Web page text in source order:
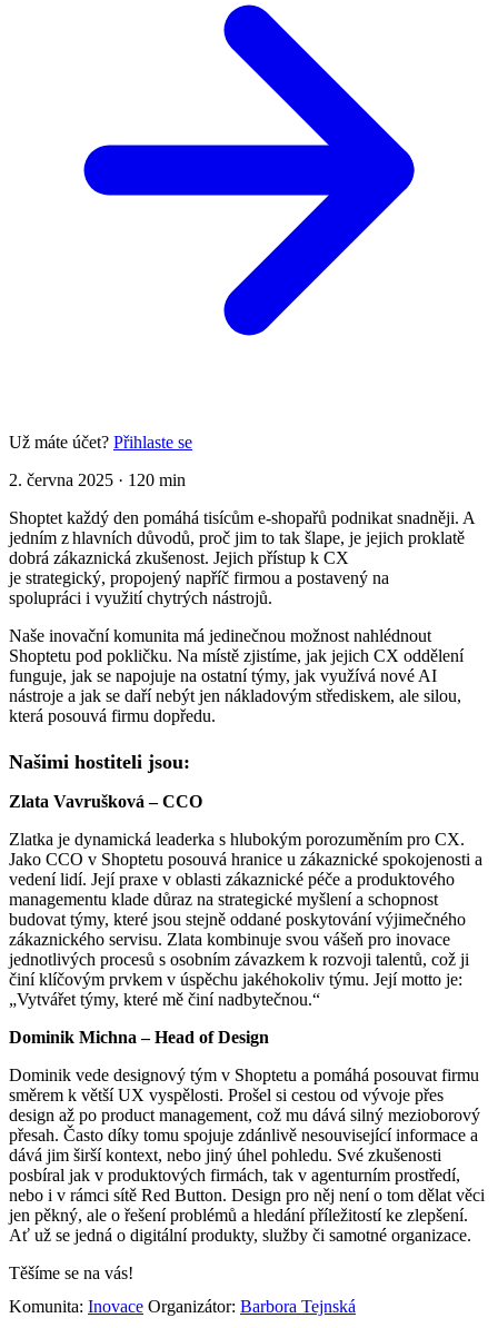
Už máte účet? Přihlaste se
2. června 2025 · 120 min
Shoptet každý den pomáhá tisícům e-shopařů podnikat snadněji. A
jedním z hlavních důvodů, proč jim to tak šlape, je jejich proklatě
dobrá zákaznická zkušenost. Jejich přístup k CX
je strategický, propojený napříč firmou a postavený na
spolupráci i využití chytrých nástrojů.
Naše inovační komunita má jedinečnou možnost nahlédnout
Shoptetu pod pokličku. Na místě zjistíme, jak jejich CX oddělení
funguje, jak se napojuje na ostatní týmy, jak využívá nové AI
nástroje a jak se daří nebýt jen nákladovým střediskem, ale silou,
která posouvá firmu dopředu.
Našimi hostiteli jsou:
Zlata Vavrušková – CCO
Zlatka je dynamická leaderka s hlubokým porozuměním pro CX.
Jako CCO v Shoptetu posouvá hranice u zákaznické spokojenosti a
vedení lidí. Její praxe v oblasti zákaznické péče a produktového
managementu klade důraz na strategické myšlení a schopnost
budovat týmy, které jsou stejně oddané poskytování výjimečného
zákaznického servisu. Zlata kombinuje svou vášeň pro inovace
jednotlivých procesů s osobním závazkem k rozvoji talentů, což ji
činí klíčovým prvkem v úspěchu jakéhokoliv týmu. Její motto je:
„Vytvářet týmy, které mě činí nadbytečnou.“
Dominik Michna – Head of Design
Dominik vede designový tým v Shoptetu a pomáhá posouvat firmu
směrem k větší UX vyspělosti. Prošel si cestou od vývoje přes
design až po product management, což mu dává silný mezioborový
přesah. Často díky tomu spojuje zdánlivě nesouvisející informace a
dává jim širší kontext, nebo jiný úhel pohledu. Své zkušenosti
posbíral jak v produktových firmách, tak v agenturním prostředí,
nebo i v rámci sítě Red Button. Design pro něj není o tom dělat věci
jen pěkný, ale o řešení problémů a hledání příležitostí ke zlepšení.
Ať už se jedná o digitální produkty, služby či samotné organizace.
Těšíme se na vás!
Komunita: Inovace Organizátor: Barbora Tejnská